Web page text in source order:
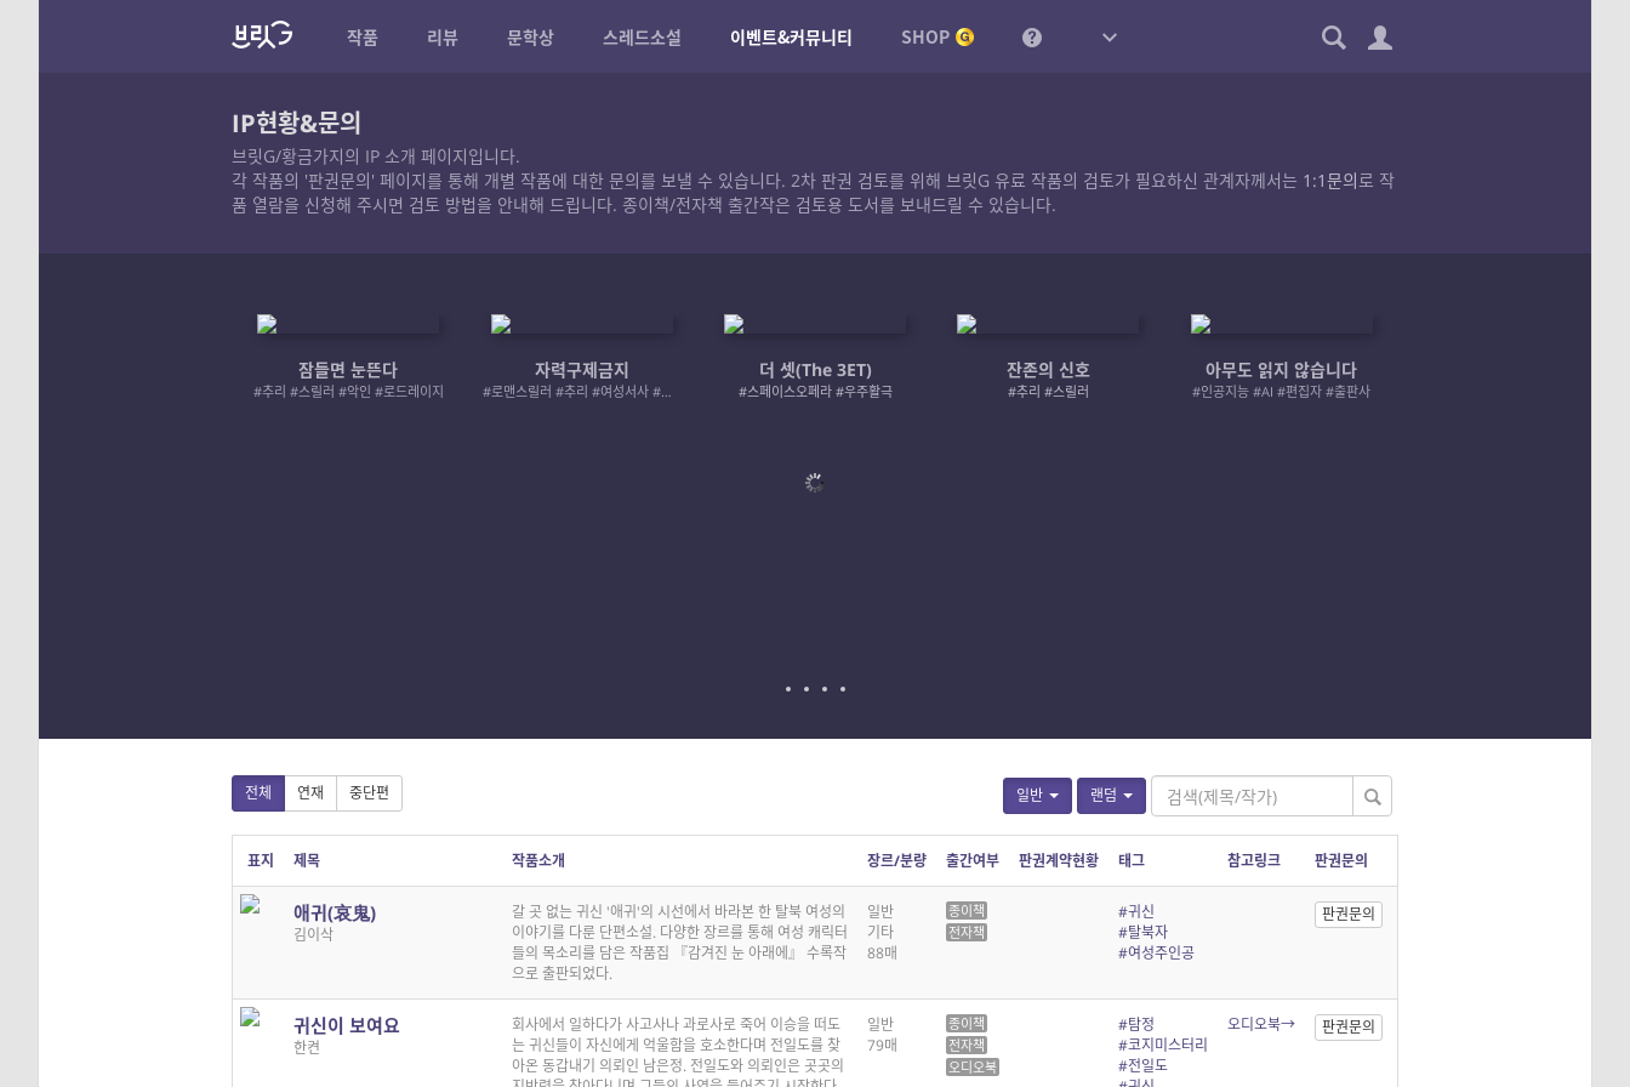
작품 리뷰 문학상 스레드소설 이벤트&커뮤니티 SHOP
IP현황&문의
브릿G/황금가지의 IP 소개 페이지입니다.
각 작품의 '판권문의' 페이지를 통해 개별 작품에 대한 문의를 보낼 수 있습니다. 2차 판권 검토를 위해 브릿G 유료 작품의 검토가 필요하신 관계자께서는 1:1문의로 작
품 열람을 신청해 주시면 검토 방법을 안내해 드립니다. 종이책/전자책 출간작은 검토용 도서를 보내드릴 수 있습니다.
잠들면 눈뜬다
#추리 #스릴러 #악인 #로드레이지
자력구제금지
#로맨스릴러 #추리 #여성서사 #사적제재
더 셋(The 3ET)
#스페이스오페라 #우주활극
잔존의 신호
#추리 #스릴러
아무도 읽지 않습니다
#인공지능 #AI #편집자 #출판사
일반 랜덤
전체 연재 중단편
표지 제목 작품소개 장르/분량 출간여부 판권계약현황 태그 참고링크 판권문의
애귀(哀鬼)
김이삭
갈 곳 없는 귀신 '애귀'의 시선에서 바라본 한 탈북 여성의
이야기를 다룬 단편소설. 다양한 장르를 통해 여성 캐릭터
들의 목소리를 담은 작품집 『감겨진 눈 아래에』 수록작
으로 출판되었다.
일반
기타
88매
종이책
전자책
#귀신
#탈북자
#여성주인공
판권문의
귀신이 보여요
한켠
회사에서 일하다가 사고사나 과로사로 죽어 이승을 떠도
는 귀신들이 자신에게 억울함을 호소한다며 전일도를 찾
아온 동갑내기 의뢰인 남은정. 전일도와 의뢰인은 곳곳의
일반
79매
종이책
전자책
오디오북
#탐정
#코지미스터리
#전일도
오디오북→ 판권문의